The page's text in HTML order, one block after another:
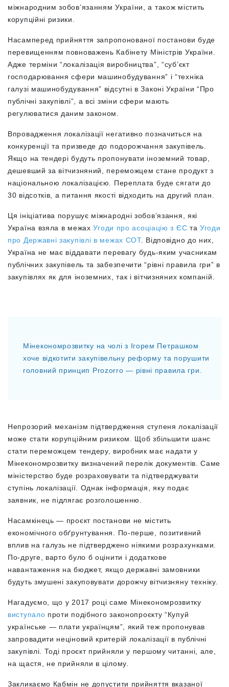
міжнародним зобов’язанням України, а також містить
корупційні ризики.
Насамперед прийняття запропонованої постанови буде
перевищенням повноважень Кабінету Міністрів України.
Адже терміни “локалізація виробництва”, “суб’єкт
господарювання сфери машинобудування” і “техніка
галузі машинобудування” відсутні в Законі України “Про
публічні закупівлі”, а всі зміни сфери мають
регулюватися даним законом.
Впровадження локалізації негативно позначиться на
конкуренції та призведе до подорожчання закупівель.
Якщо на тендері будуть пропонувати іноземний товар,
дешевший за вітчизняний, переможцем стане продукт з
національною локалізацією. Переплата буде сягати до
30 відсотків, а питання якості відходить на другий план.
Ця ініціатива порушує міжнародні зобов’язання, які
Україна взяла в межах Угоди про асоціацію з ЄС таУгоди
про Державні закупівлі в межах СОТ. Відповідно до них,
Україна не має віддавати перевагу будь-яким учасникам
публічних закупівель та забезпечити “рівні правила гри” в
закупівлях як для іноземних, так і вітчизняних компаній.
Мінекономрозвитку на чолі з Ігорем Петрашком
хоче відкотити закупівельну реформу та порушити
головний принцип Prozorro — рівні правила гри.
Непрозорий механізм підтвердження ступеня локалізації
може стати корупційним ризиком. Щоб збільшити шанс
стати переможцем тендеру, виробник має надати у
Мінекономрозвитку визначений перелік документів. Саме
міністерство буде розраховувати та підтверджувати
ступінь локалізації. Однак інформація, яку подає
заявник, не підлягає розголошенню.
Насамкінець — проєкт постанови не містить
економічного обґрунтування. По-перше, позитивний
вплив на галузь не підтверджено ніякими розрахунками.
По-друге, варто було б оцінити і додаткове
навантаження на бюджет, якщо державні замовники
будуть змушені закуповувати дорожчу вітчизняну техніку.
Нагадуємо, що у 2017 році саме Мінекономрозвитку
виступало проти подібного законопроєкту “Купуй
українське — плати українцям”, який теж пропонував
запровадити неціновий критерій локалізації в публічні
закупівлі. Тоді проєкт прийняли у першому читанні, але,
на щастя, не прийняли в цілому.
Закликаємо Кабмін не допустити прийняття вказаної